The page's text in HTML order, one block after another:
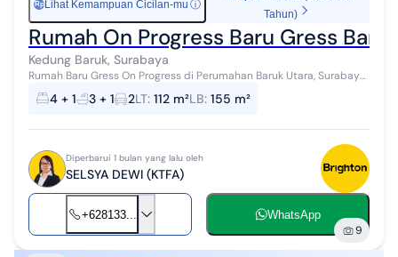
Rp Lihat Kemampuan Cicilan-mu ⓘ
Tahun)
Rumah On Progress Baru Gress
Kedung Baruk, Surabaya
Rumah Baru Gress On Progress di Perumahan Baruk Utara, Surabaya
Selangkah ke Rungkut Row jalan lebar LT 7x16 (112) LB 155 KT 4+1 Km
3+1 Ada rua...
4 + 1 3 + 1 2LT: 112 m²LB: 155 m²
Diperbarui 1 bulan yang lalu oleh
SELSYA DEWI (KTFA)
+628133... WhatsApp
9